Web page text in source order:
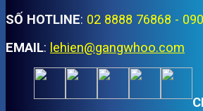
SỐ HOTLINE: 02 8888 76868 -
EMAIL: lehien@gangwhoo.com